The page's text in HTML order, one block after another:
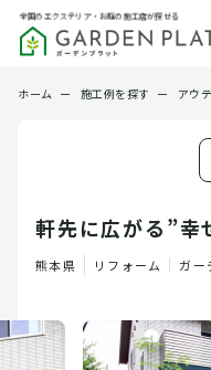
全国のエクステリア・お庭の施工店が探せる
ホーム ー 施工例を探す ー アウ
軒先に広がる”幸
熊本県 リフォーム ガー